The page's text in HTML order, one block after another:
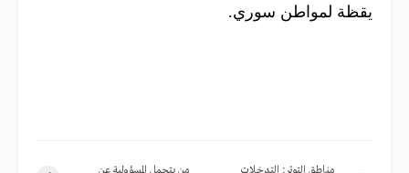
يقظة لمواطن سوري.
من يتحمل المسؤولية عن
مناطق التوتر: التدخلات